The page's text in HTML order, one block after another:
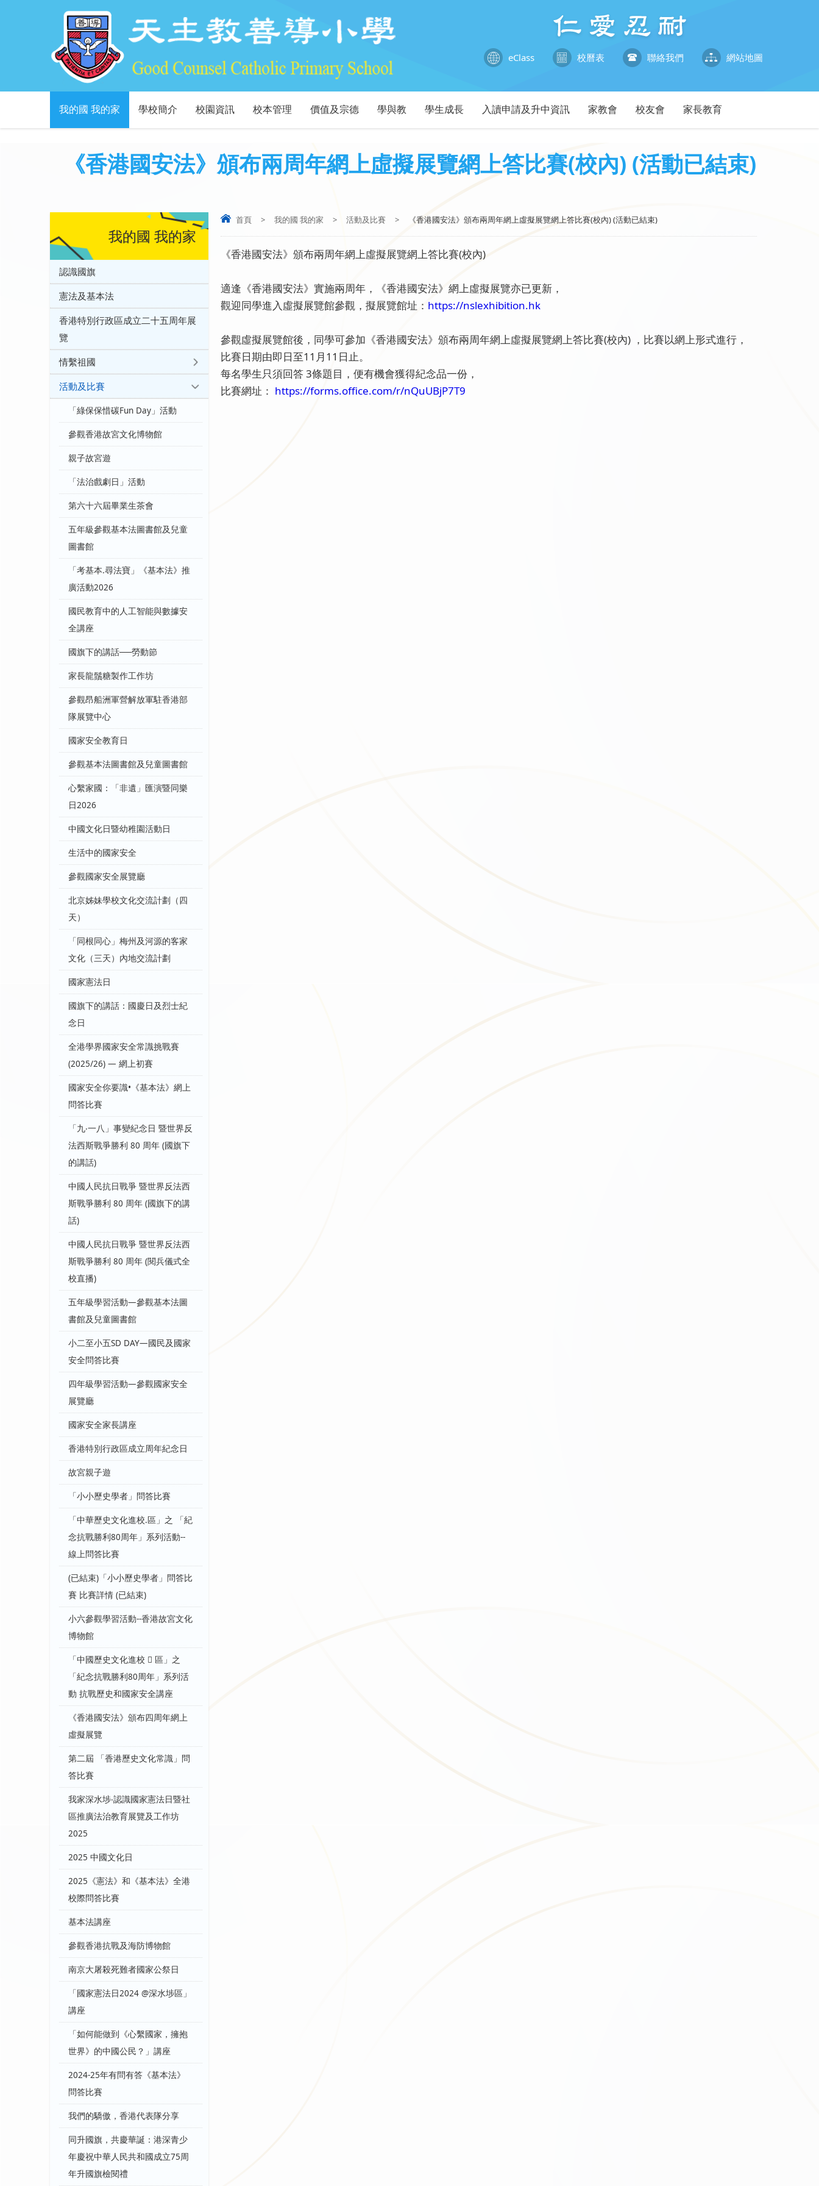
eClass 校曆表 聯絡我們 網站地圖
我的國 我的家 學校簡介 校園資訊 校本管理 價值及宗德 學與教 學生成長 入讀申請及升中資訊 家教會 校友會 家長教育
《香港國安法》頒布兩周年網上虛擬展覽網上答比賽(校內) (活動已結束)
首頁 > 我的國 我的家 > 活動及比賽 > 《香港國安法》頒布兩周年網上虛擬展覽網上答比賽(校內) (活動已結束)
《香港國安法》頒布兩周年網上虛擬展覽網上答比賽(校內)
適逢《香港國安法》實施兩周年，《香港國安法》網上虛擬展覽亦已更新，
觀迎同學進入虛擬展覽館參觀，擬展覽館址： https://nslexhibition.hk
參觀虛擬展覽館後，同學可參加《香港國安法》頒布兩周年網上虛擬展覽網上答比賽(校內) ，比賽以網上形式進行，
比賽日期由即日至11月11日止。
每名學生只須回答 3條題目，便有機會獲得紀念品一份，
比賽網址： https://forms.office.com/r/nQuUBjP7T9
我的國 我的家
認識國旗
憲法及基本法
香港特別行政區成立二十五周年展
覽
情繫祖國
活動及比賽
「綠保保惜碳Fun Day」活動
參觀香港故宮文化博物館
親子故宮遊
「法治戲劇日」活動
第六十六屆畢業生茶會
五年級參觀基本法圖書館及兒童
圖書館
「考基本.尋法寶」《基本法》推
廣活動2026
國民教育中的人工智能與數據安
全講座
國旗下的講話──勞動節
家長龍鬚糖製作工作坊
參觀昂船洲軍營解放軍駐香港部
隊展覽中心
國家安全教育日
參觀基本法圖書館及兒童圖書館
心繫家國：「非遺」匯演暨同樂
日2026
中國文化日暨幼稚園活動日
生活中的國家安全
參觀國家安全展覽廳
北京姊妹學校文化交流計劃（四
天）
「同根同心」梅州及河源的客家
文化（三天）內地交流計劃
國家憲法日
國旗下的講話：國慶日及烈士紀
念日
全港學界國家安全常識挑戰賽
(2025/26) — 網上初賽
國家安全你要識•《基本法》網上
問答比賽
「九‧一八」事變紀念日 暨世界反
法西斯戰爭勝利 80 周年 (國旗下
的講話)
中國人民抗日戰爭 暨世界反法西
斯戰爭勝利 80 周年 (國旗下的講
話)
中國人民抗日戰爭 暨世界反法西
斯戰爭勝利 80 周年 (閱兵儀式全
校直播)
五年級學習活動—參觀基本法圖
書館及兒童圖書館
小二至小五SD DAY—國民及國家
安全問答比賽
四年級學習活動—參觀國家安全
展覽廳
國家安全家長講座
香港特別行政區成立周年紀念日
故宮親子遊
「小小歷史學者」問答比賽
「中華歷史文化進校.區」之 「紀
念抗戰勝利80周年」系列活動--
線上問答比賽
(已結束)「小小歷史學者」問答比
賽 比賽詳情 (已結束)
小六參觀學習活動--香港故宮文化
博物館
「中國歷史文化進校  區」之
「紀念抗戰勝利80周年」系列活
動 抗戰歷史和國家安全講座
《香港國安法》頒布四周年網上
虛擬展覽
第二屆 「香港歷史文化常識」問
答比賽
我家深水埗‧認識國家憲法日暨社
區推廣法治教育展覽及工作坊
2025
2025 中國文化日
2025《憲法》和《基本法》全港
校際問答比賽
基本法講座
參觀香港抗戰及海防博物館
南京大屠殺死難者國家公祭日
「國家憲法日2024 @深水埗區」
講座
「如何能做到《心繫國家，擁抱
世界》的中國公民？」講座
2024-25年有問有答《基本法》
問答比賽
我們的驕傲，香港代表隊分享
同升國旗，共慶華誕：港深青少
年慶祝中華人民共和國成立75周
年升國旗檢閱禮